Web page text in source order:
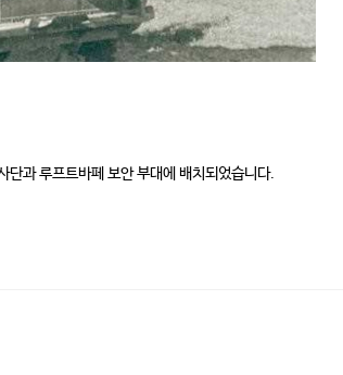
단과 루프트바페 보안 부대에 배치되었습니다.